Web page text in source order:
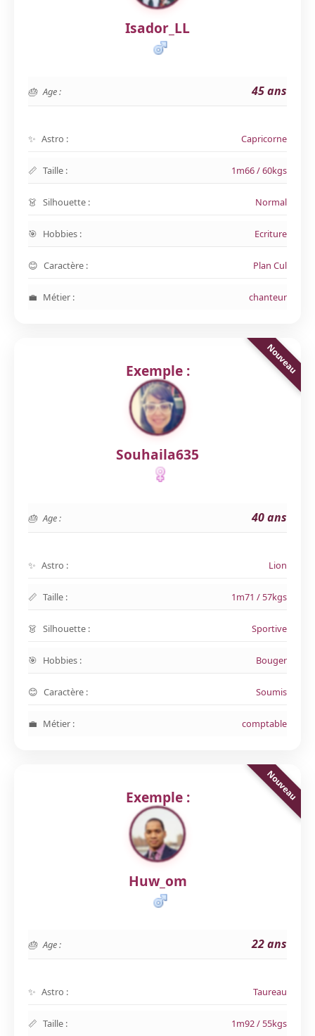
Isador_LL
Age : 45 ans
Astro : Capricorne
Taille : 1m66 / 60kgs
Silhouette : Normal
Hobbies : Ecriture
Caractère : Plan Cul
Métier : chanteur
Exemple :
Souhaila635
Age : 40 ans
Astro : Lion
Taille : 1m71 / 57kgs
Silhouette : Sportive
Hobbies : Bouger
Caractère : Soumis
Métier : comptable
Exemple :
Huw_om
Age : 22 ans
Astro : Taureau
Taille : 1m92 / 55kgs